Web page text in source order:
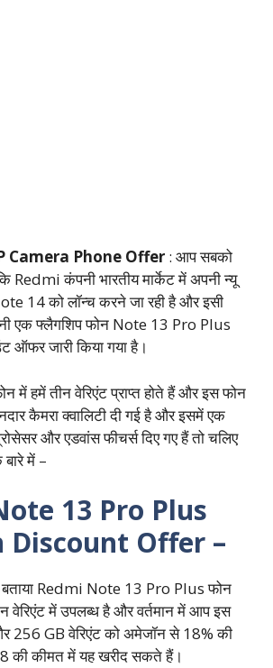
Camera Phone Offer : आप सबको
Redmi कंपनी भारतीय मार्केट में अपनी न्यू
14 को लॉन्च करने जा रही है और इसी
एक फ्लैगशिप फोन Note 13 Pro Plus
ऑफर जारी किया गया है।
में हमें तीन वेरिएंट प्राप्त होते हैं और इस फोन
कैमरा क्वालिटी दी गई है और इसमें एक
और एडवांस फीचर्स दिए गए हैं तो चलिए
में –
13 Pro Plus
Discount Offer –
Redmi Note 13 Pro Plus फोन
वेरिएंट में उपलब्ध है और वर्तमान में आप इस
256 GB वेरिएंट को अमेजॉन से 18% की
की कीमत में यह खरीद सकते हैं।